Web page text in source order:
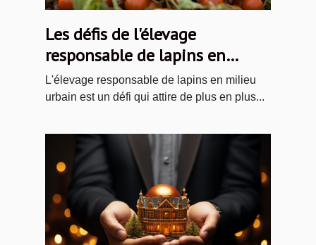
Les défis de l'élevage
responsable de lapins en
milieu urbain
L'élevage responsable de lapins en milieu
urbain est un défi qui attire de plus en plus...